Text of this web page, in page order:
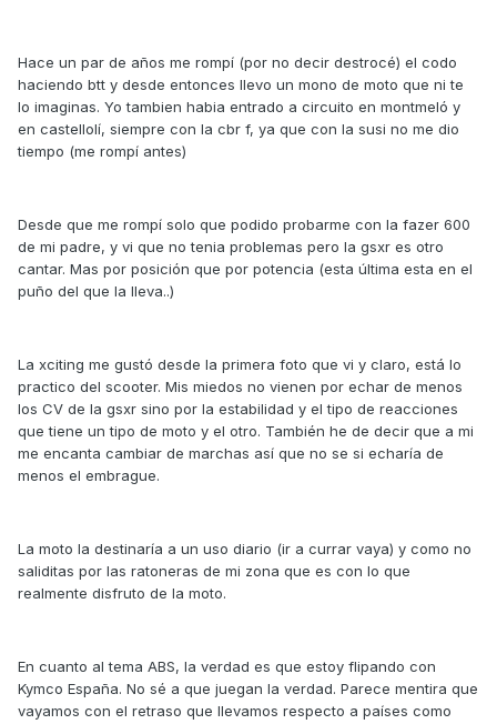
Hace un par de años me rompí (por no decir destrocé) el codo
haciendo btt y desde entonces llevo un mono de moto que ni te
lo imaginas. Yo tambien habia entrado a circuito en montmeló y
en castellolí, siempre con la cbr f, ya que con la susi no me dio
tiempo (me rompí antes)
Desde que me rompí solo que podido probarme con la fazer 600
de mi padre, y vi que no tenia problemas pero la gsxr es otro
cantar. Mas por posición que por potencia (esta última esta en el
puño del que la lleva..)
La xciting me gustó desde la primera foto que vi y claro, está lo
practico del scooter. Mis miedos no vienen por echar de menos
los CV de la gsxr sino por la estabilidad y el tipo de reacciones
que tiene un tipo de moto y el otro. También he de decir que a mi
me encanta cambiar de marchas así que no se si echaría de
menos el embrague.
La moto la destinaría a un uso diario (ir a currar vaya) y como no
saliditas por las ratoneras de mi zona que es con lo que
realmente disfruto de la moto.
En cuanto al tema ABS, la verdad es que estoy flipando con
Kymco España. No sé a que juegan la verdad. Parece mentira que
vayamos con el retraso que llevamos respecto a países como